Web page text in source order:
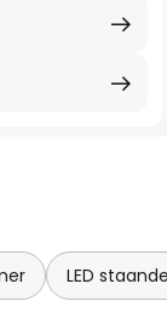
LED